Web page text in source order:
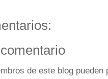
de este blog pueden